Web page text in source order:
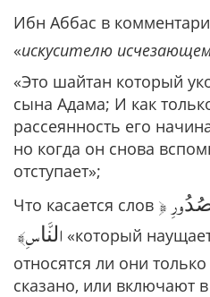
Ибн Аббас в
«искусителю
«Это шайтан который
сына Адама; И как
рассеянность его
но когда он снова
отступает»;
Что касается слов ﴿
اﻟﻨﱠﺎسِ﴾ «который
относятся ли они
сказано, или включают